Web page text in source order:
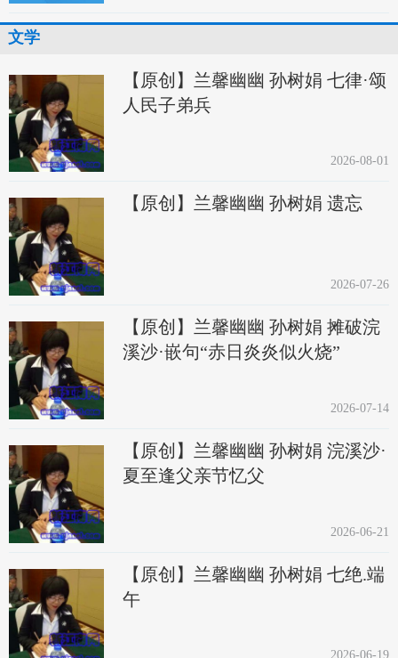
文学
【原创】兰馨幽幽 孙树娟 七律·颂
人民子弟兵
2026-08-01
【原创】兰馨幽幽 孙树娟 遗忘
2026-07-26
【原创】兰馨幽幽 孙树娟 摊破浣
溪沙·嵌句“赤日炎炎似火烧”
2026-07-14
【原创】兰馨幽幽 孙树娟 浣溪沙·
夏至逢父亲节忆父
2026-06-21
【原创】兰馨幽幽 孙树娟 七绝.端
午
2026-06-19